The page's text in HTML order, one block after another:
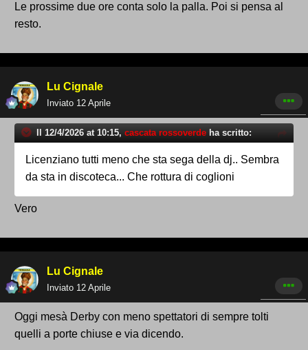
Le prossime due ore conta solo la palla. Poi si pensa al
resto.
Lu Cignale
Inviato 12 Aprile
Il 12/4/2026 at 10:15, cascata rossoverde ha scritto:
Licenziano tutti meno che sta sega della dj.. Sembra
da sta in discoteca... Che rottura di coglioni
Vero
Lu Cignale
Inviato 12 Aprile
Oggi mesà Derby con meno spettatori di sempre tolti
quelli a porte chiuse e via dicendo.